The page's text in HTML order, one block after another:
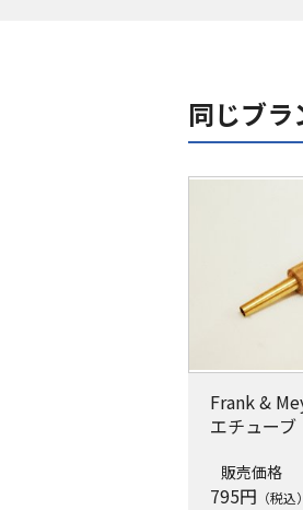
同じブ
Frank &
エチューブ
販売価格
795円 （税込）